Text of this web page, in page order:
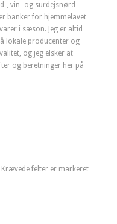
, vin- og surdejsnørd
banker for hjemmelavet
i sæson. Jeg er altid
lokale producenter og
og jeg elsker at
og beretninger her på
Krævede felter er markeret